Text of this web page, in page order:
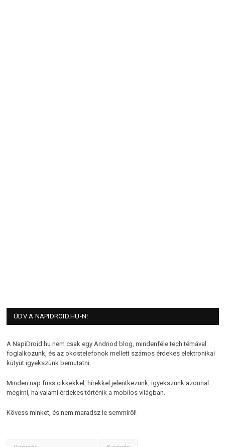
ÜDV A NAPIDROID.HU-N!
A NapiDroid.hu nem csak egy Andriod blog, mindenféle tech témával
foglalkozunk, és az okostelefonok mellett számos érdekes elektronikai
kütyüt igyekszünk bemutatni.
Minden nap friss cikkekkel, hírekkel jelentkezünk, igyekszünk azonnal
megírni, ha valami érdekes történik a mobilos világban.
Kövess minket, és nem maradsz le semmiről!